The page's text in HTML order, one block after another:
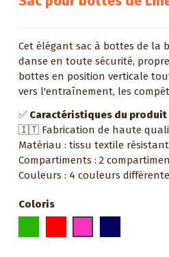
Cet élégant sac à bottes de la
danse en toute sécurité,
bottes en position verticale
vers l'entraînement, les
✅ Caractéristiques du produit
🇮🇹 Fabrication de haute
Matériau : tissu textile résistant
Compartiments : 2
Couleurs : 4 couleurs
Coloris